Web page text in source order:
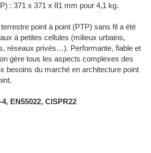
: 371 x 371 x 81 mm pour 4,1 kg.
point à point (PTP) sans fil a été
à petites cellules (milieux urbains,
réseaux privés…). Performante, fiable et
gère tous les aspects complexes des
besoins du marché en architecture point
EN55022, CISPR22